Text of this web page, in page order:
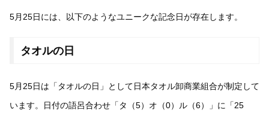
5月25日には、以下のようなユニークな記念日が存在します。
タオルの日
5月25日は「タオルの日」として日本タオル卸商業組合が制定して
います。日付の語呂合わせ「タ（5）オ（0）ル（6）」に「25